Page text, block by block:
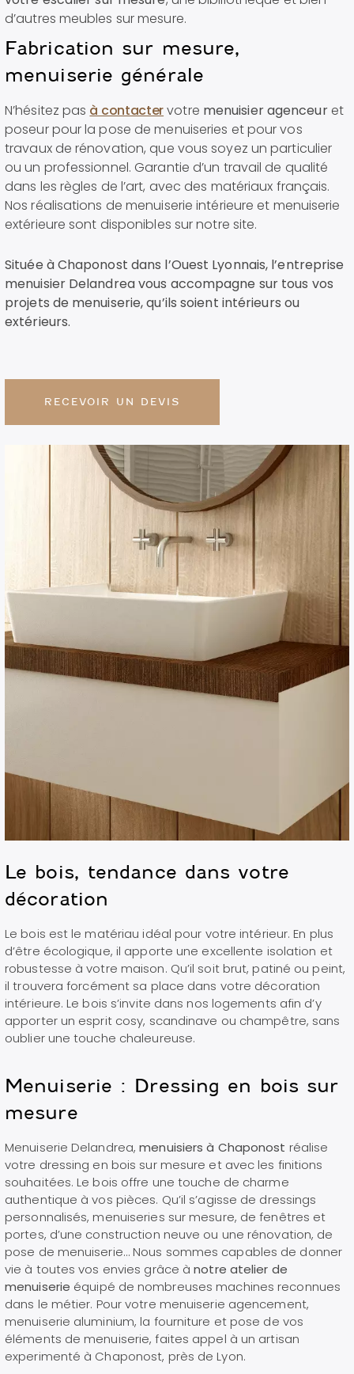
d’autres meubles sur mesure.
Fabrication sur mesure,
menuiserie générale
N’hésitez pas à contactervotre menuisier agenceuret
poseur pour la pose de menuiseries et pour vos
travaux de rénovation, que vous soyez un particulier
ou un professionnel. Garantie d’un travail de qualité
dans les règles de l’art, avec des matériaux français.
Nos réalisations de menuiserie intérieure et menuiserie
extérieure sont disponibles sur notre site.
Située à Chaponost dans l’Ouest Lyonnais, l’entreprise
menuisier Delandrea vous accompagne sur tous vos
projets de menuiserie, qu’ils soient intérieurs ou
extérieurs.
RECEVOIR UN DEVIS
Le bois, tendance dans votre
décoration
Le bois est le matériau idéal pour votre intérieur. En plus
d’être écologique, il apporte une excellente isolation et
robustesse à votre maison. Qu’il soit brut, patiné ou peint,
il trouvera forcément sa place dans votre décoration
intérieure. Le bois s’invite dans nos logements afin d’y
apporter un esprit cosy, scandinave ou champêtre, sans
oublier une touche chaleureuse.
Menuiserie : Dressing en bois sur
mesure
Menuiserie Delandrea,menuisiers à Chaponost réalise
votre dressing en bois sur mesure et avec les finitions
souhaitées. Le bois offre une touche de charme
authentique à vos pièces. Qu’il s’agisse de dressings
personnalisés, menuiseries sur mesure, de fenêtres et
portes, d’une construction neuve ou une rénovation, de
pose de menuiserie… Nous sommes capables de donner
vie à toutes vos envies grâce ànotre atelier de
menuiserie équipé de nombreuses machines reconnues
dans le métier. Pour votre menuiserie agencement,
menuiserie aluminium, la fourniture et pose de vos
éléments de menuiserie, faites appel à un artisan
experimenté à Chaponost, près de Lyon.